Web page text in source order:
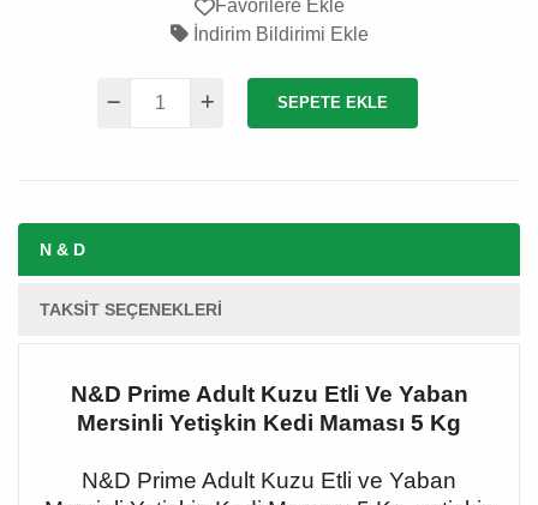
Favorilere Ekle
İndirim Bildirimi Ekle
SEPETE EKLE
N & D
TAKSIT SEÇENEKLERI
N&D Prime Adult Kuzu Etli Ve Yaban
Mersinli Yetişkin Kedi Maması 5 Kg
N&D Prime Adult Kuzu Etli ve Yaban